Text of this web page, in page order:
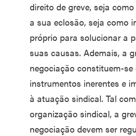
direito de greve, seja
a sua eclosão, seja como
próprio para solucionar a
suas causas. Ademais, a
negociação constituem-se
instrumentos inerentes e
à atuação sindical. Tal
organização sindical, a
negociação devem ser